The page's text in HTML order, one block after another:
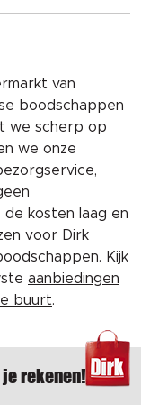
van
boodschappen
we scherp op
we onze
de kosten laag en
voor Dirk
Kijk
aanbiedingen
buurt.
je rekenen!